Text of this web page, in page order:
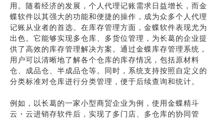
用。随着经济的发展，个人代理记账需求日益增长，而金
蝶软件以其强大的功能和便捷的操作，成为众多个人代理
记账从业者的首选。在库存管理方面，金蝶软件表现尤为
出色。它能够实现多仓库、多货位管理，为长葛的企业提
供了高效的库存管理解决方案。通过金蝶库存管理系统，
用户可以清晰地了解各个仓库的库存情况，包括原材料
仓、成品仓、半成品仓等。同时，系统支持按照自定义的
分类标准对仓库进行分类管理，便于后续查询和统计。
例如，以长葛的一家小型商贸企业为例，使用金蝶精斗
云・云进销存软件后，实现了多门店、多仓库的协同管